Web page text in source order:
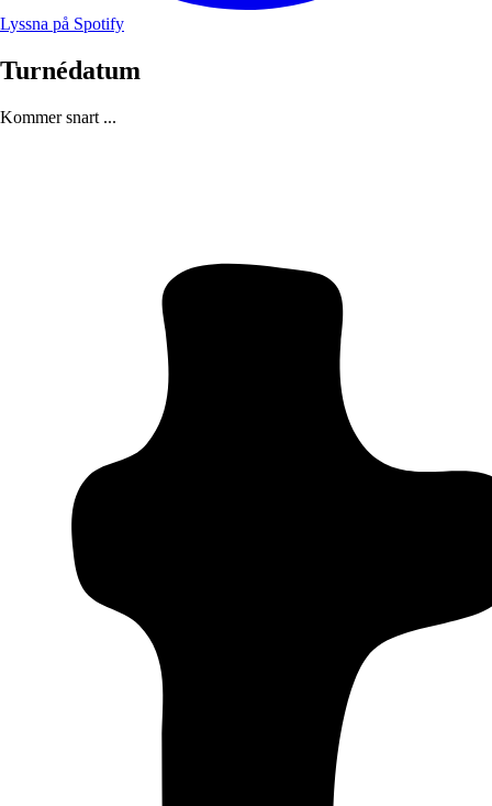
Lyssna på Spotify
Turnédatum
Kommer snart ...